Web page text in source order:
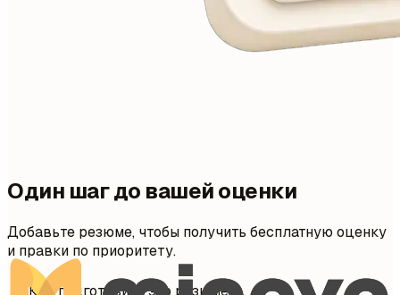
Один шаг до вашей оценки
Добавьте резюме, чтобы получить бесплатную оценку
и правки по приоритету.
Как подготовить это резюме